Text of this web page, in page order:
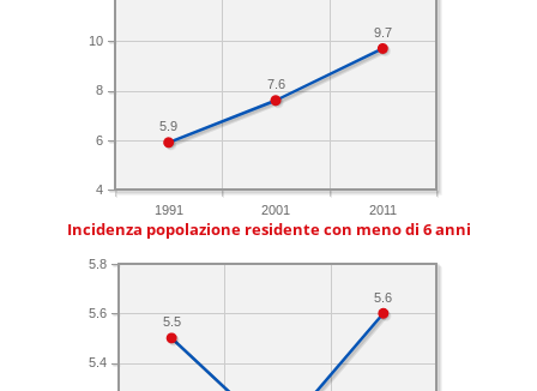
1991 2001 2011
4
6
8
10
9.7
7.6
5.9
Incidenza popolazione residente con meno di 6 anni
5.4
5.6
5.8
5.6
5.5